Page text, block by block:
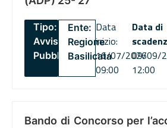
Tipo:
Avviso
Pubblico
Ente:
Regione
Basilicata
Data
inizio:
16/07/2026
09:00
Data di
09/09/
12:00
Bando di Concorso per